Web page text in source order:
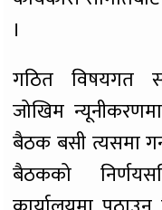
।
गठित विषयगत
जोखिम
बैठक बसी त्यसमा
बैठकको